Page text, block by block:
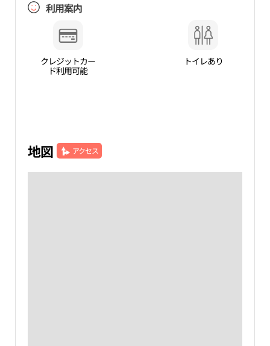
利用案内
クレジットカー
ド利用可能
トイレあり
地図 アクセス